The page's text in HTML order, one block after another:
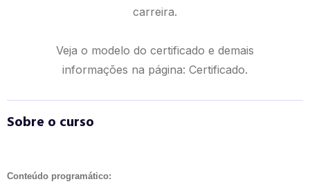
carreira.
Veja o modelo do certificado e demais
informações na página: Certificado.
Sobre o curso
Conteúdo programático: